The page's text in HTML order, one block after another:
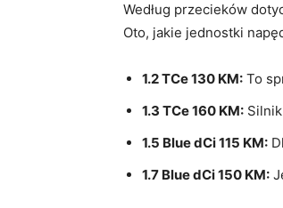
Według ‍przecieków
Oto, ⁢jakie ​jednostki
1.2 TCe 130 ⁢KM: To
1.3⁤ TCe 160 KM:
1.5 Blue dCi 115 ‍KM:
1.7 Blue dCi 150 KM: